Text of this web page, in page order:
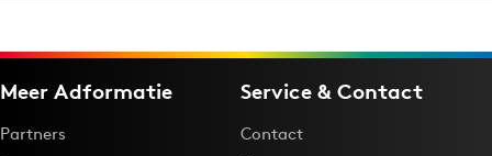
Meer Adformatie
Partners
Service & Contact
Contact